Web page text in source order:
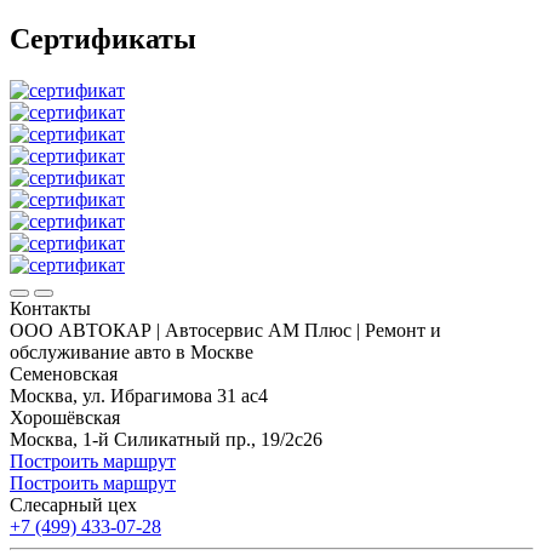
Сертификаты
Контакты
ООО АВТОКАР | Автосервис АМ Плюс | Ремонт и
обслуживание авто в Москве
Семеновская
Москва, ул. Ибрагимова 31 ас4
Хорошёвская
Москва, 1-й Силикатный пр., 19/2с26
Построить маршрут
Построить маршрут
Слесарный цех
+7 (499) 433-07-28